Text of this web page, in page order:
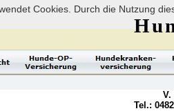
Cookies. Durch die Nutzung
V.
Tel.: